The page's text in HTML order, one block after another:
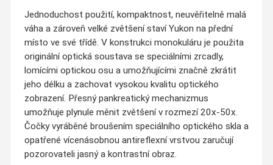
Jednoduchost použití, kompaktnost, neuvěřitelně malá
váha a zároveň velké zvětšení staví Yukon na přední
místo ve své třídě. V konstrukci monokuláru je použita
originální optická soustava se speciálními zrcadly,
lomícími optickou osu a umožňujícími značně zkrátit
jeho délku a zachovat vysokou kvalitu optického
zobrazení. Přesný pankreatický mechanizmus
umožňuje plynule měnit zvětšení v rozmezí 20x-50x.
Čočky vyráběné broušením speciálního optického skla a
opatřené vícenásobnou antireflexní vrstvou zaručují
pozorovateli jasný a kontrastní obraz.